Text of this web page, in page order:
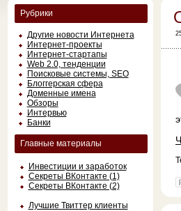
Рубрики
Другие новости Интернета
Интернет-проекты
Интернет-стартапы
Web 2.0, тенденции
Поисковые системы, SEO
Блоггерская сфера
Доменные имена
Обзоры
Интервью
Банки
Главные материалы
Инвестиции и заработок
Секреты ВКонтакте (1)
Секреты ВКонтакте (2)
Лучшие Твиттер клиенты